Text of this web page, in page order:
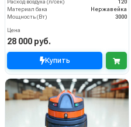
Расход воздуха (л/сек)
120
Материал бака
Нержавейка
Мощность (Вт)
3000
Цена
28 000 руб.
Купить